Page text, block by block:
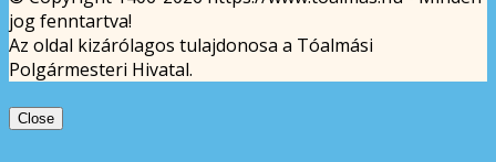
jog fenntartva!
Az oldal kizárólagos tulajdonosa a Tóalmási
Polgármesteri Hivatal.
Close